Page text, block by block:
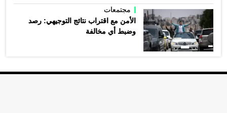
مجتمعات
الأمن مع اقتراب نتائج التوجيهي: رصد
وضبط أي مخالفة